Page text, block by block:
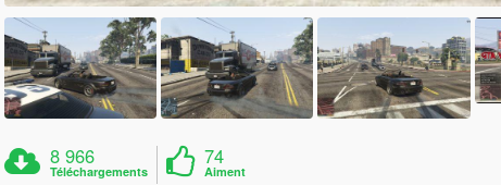
8 966
Téléchargements
74
Aiment